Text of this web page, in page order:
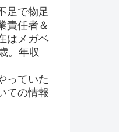
足で物足
責任者＆
はメガベ
。年収
っていた
ての情報